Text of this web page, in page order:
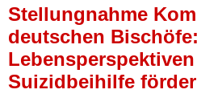
Stellungnahme
deutschen Bischöfe:
Suizidbeihilfe